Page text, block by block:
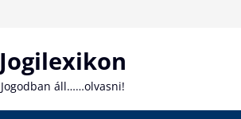
Jogilexikon
Jogodban áll……olvasni!